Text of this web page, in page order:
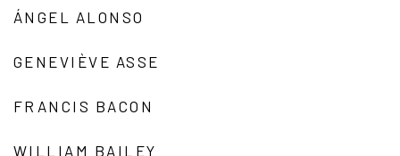
ÁNGEL ALONSO
GENEVIÈVE ASSE
FRANCIS BACON
WILLIAM BAILEY